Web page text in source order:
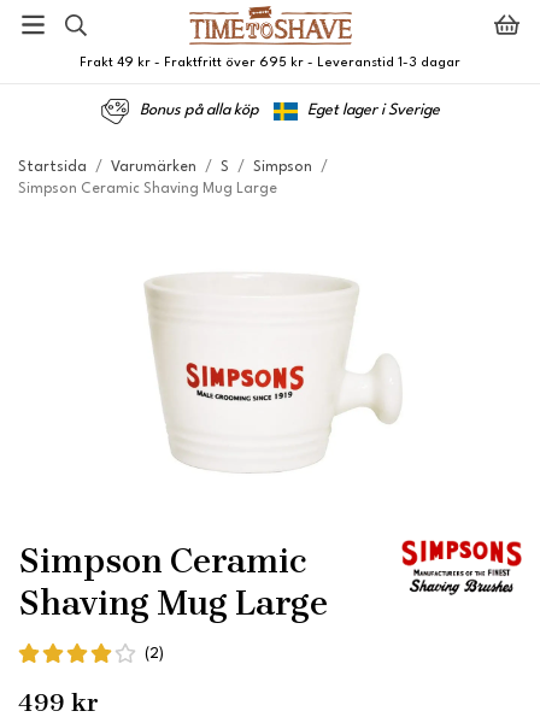
Frakt 49 kr - Fraktfritt över 695 kr - Leveranstid 1-3 dagar
Bonus på alla köp Eget lager i Sverige
Startsida / Varumärken / S / Simpson
/
Simpson Ceramic Shaving Mug Large
Simpson Ceramic
Shaving Mug Large
(2)
499 kr